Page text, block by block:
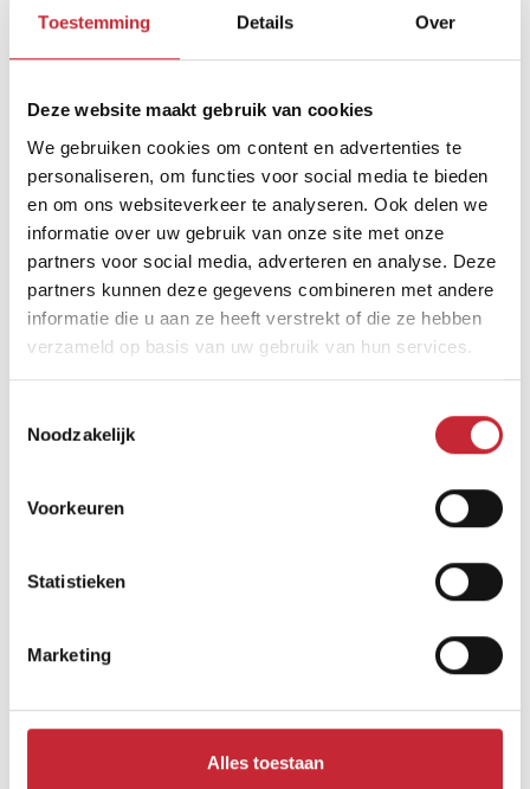
Toestemming Details Over
Deze website maakt gebruik van cookies
We gebruiken cookies om content en advertenties te
personaliseren, om functies voor social media te bieden
en om ons websiteverkeer te analyseren. Ook delen we
informatie over uw gebruik van onze site met onze
partners voor social media, adverteren en analyse. Deze
partners kunnen deze gegevens combineren met andere
informatie die u aan ze heeft verstrekt of die ze hebben
verzameld op basis van uw gebruik van hun services.
Noodzakelijk
Voorkeuren
Statistieken
Marketing
Alles toestaan
Afmetingen
236 x 51 x 45
Zoek uw dichtsbijzijnde
dealer in ons netwerk
Vind een dealer